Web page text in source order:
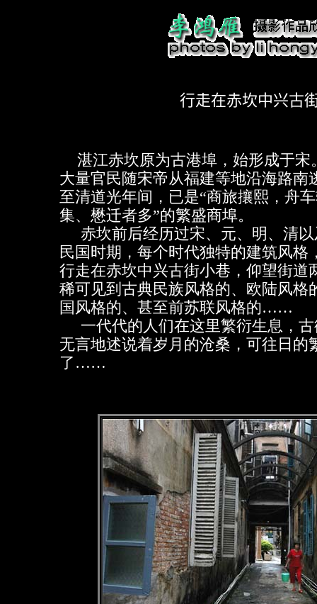
行走在赤坎中兴古
湛江赤坎原为古港埠，始形成于宋
大量官民随宋帝从福建等地沿海路南
至清道光年间，已是“商旅攘熙，舟
集、懋迁者多”的繁盛商埠。
赤坎前后经历过宋、元、明、清以
民国时期，每个时代独特的建筑风格
行走在赤坎中兴古街小巷，仰望街道
稀可见到古典民族风格的、欧陆风格
国风格的、甚至前苏联风格的……
一代代的人们在这里繁衍生息，古
无言地述说着岁月的沧桑，可往日的
了……